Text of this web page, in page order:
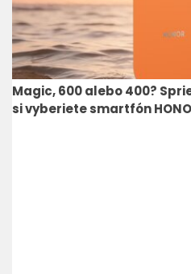
Magic, 600 alebo 400?
si vyberiete smartfón